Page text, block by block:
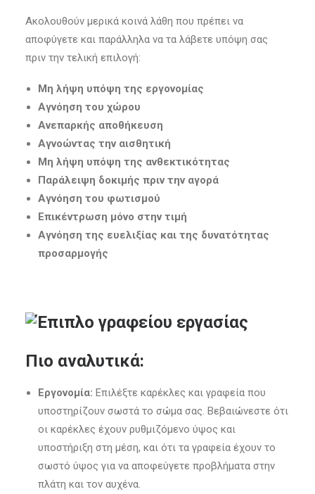
Ακολουθούν μερικά κοινά λάθη που πρέπει να
αποφύγετε και παράλληλα να τα λάβετε υπόψη σας
πριν την τελική επιλογή:
Μη λήψη υπόψη της εργονομίας
Αγνόηση του χώρου
Ανεπαρκής αποθήκευση
Αγνοώντας την αισθητική
Μη λήψη υπόψη της ανθεκτικότητας
Παράλειψη δοκιμής πριν την αγορά
Αγνόηση του φωτισμού
Επικέντρωση μόνο στην τιμή
Αγνόηση της ευελιξίας και της δυνατότητας
προσαρμογής
Πιο αναλυτικά:
Εργονομία: Επιλέξτε καρέκλες και γραφεία που
υποστηρίζουν σωστά το σώμα σας. Βεβαιώνεστε ότι
οι καρέκλες έχουν ρυθμιζόμενο ύψος και
υποστήριξη στη μέση, και ότι τα γραφεία έχουν το
σωστό ύψος για να αποφεύγετε προβλήματα στην
πλάτη και τον αυχένα.